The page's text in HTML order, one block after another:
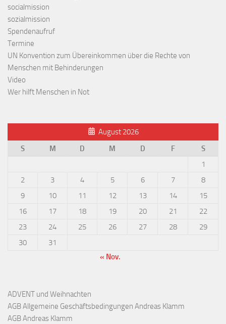
socialmission
sozialmission
Spendenaufruf
Termine
UN Konvention zum Übereinkommen über die Rechte von
Menschen mit Behinderungen
Video
Wer hilft Menschen in Not
August 2026
S
M D M D F
S
1
2
3 4 5 6 7
8
9
10 11 12 13 14
15
16
17 18 19 20 21
22
23
24 25 26 27 28
29
30
31
« Nov.
ADVENT und Weihnachten
AGB Allgemeine Geschäftsbedingungen Andreas Klamm
AGB Andreas Klamm